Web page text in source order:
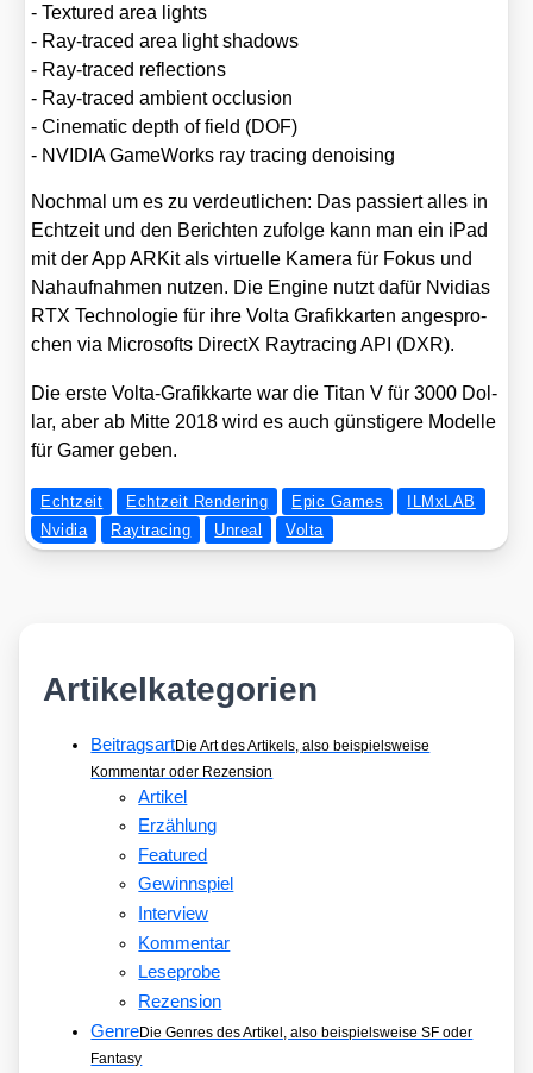
- Tex­tu­red area lights
- Ray-tra­ced area light shadows
- Ray-tra­ced reflec­tions
- Ray-tra­ced ambi­ent occlu­si­on
- Cine­ma­tic depth of field (DOF)
- NVIDIA Game­Works ray tra­cing denoi­sing
Noch­mal um es zu ver­deut­li­chen: Das pas­siert alles in
Echt­zeit und den Berich­ten zufol­ge kann man ein iPad
mit der App ARKit als vir­tu­el­le Kame­ra für Fokus und
Nah­auf­nah­men nut­zen. Die Engi­ne nutzt dafür Nvi­di­as
RTX Tech­no­lo­gie für ihre Vol­ta Gra­fik­kar­ten ange­spro­
chen via Micro­softs DirectX Ray­tra­cing API (DXR).
Die ers­te Vol­ta-Gra­fik­kar­te war die Titan V für 3000 Dol­
lar, aber ab Mit­te 2018 wird es auch güns­ti­ge­re Model­le
für Gamer geben.
Echtzeit Echtzeit Rendering Epic Games
ILMxLAB
Nvidia
Raytracing Unreal Volta
Artikelkategorien
BeitragsartDie Art des Artikels, also beispielsweise
Kommentar oder Rezension
Artikel
Erzählung
Featured
Gewinnspiel
Interview
Kommentar
Leseprobe
Rezension
GenreDie Genres des Artikel, also beispielsweise SF oder
Fantasy